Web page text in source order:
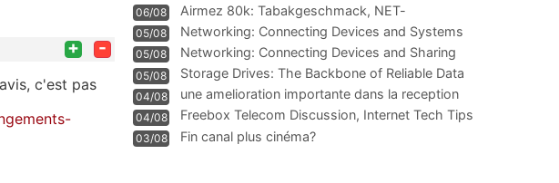
+ -
c'est pas
06/08
Airmez 80k: Tabakgeschmack, NET-
Technologie und Leistung im
05/08 Networking: Connecting Devices and Systems
05/08
Networking: Connecting Devices and Sharing
Information
05/08
Storage Drives: The Backbone of Reliable Data
Management
04/08
une amelioration importante dans la reception
WIFI
04/08
Freebox Telecom Discussion, Internet Tech Tips
Communi
03/08 Fin canal plus cinéma?